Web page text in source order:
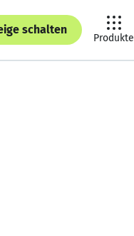
schalten
Produkte